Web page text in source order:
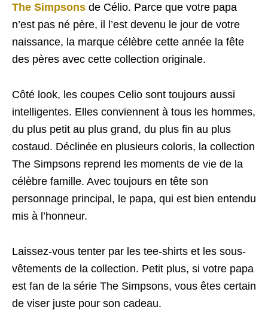
The Simpsons de Célio. Parce que votre papa
n’est pas né père, il l’est devenu le jour de votre
naissance, la marque célèbre cette année la fête
des pères avec cette collection originale.
Côté look, les coupes Celio sont toujours aussi
intelligentes. Elles conviennent à tous les hommes,
du plus petit au plus grand, du plus fin au plus
costaud. Déclinée en plusieurs coloris, la collection
The Simpsons reprend les moments de vie de la
célèbre famille. Avec toujours en tête son
personnage principal, le papa, qui est bien entendu
mis à l’honneur.
Laissez-vous tenter par les tee-shirts et les sous-
vêtements de la collection. Petit plus, si votre papa
est fan de la série The Simpsons, vous êtes certain
de viser juste pour son cadeau.